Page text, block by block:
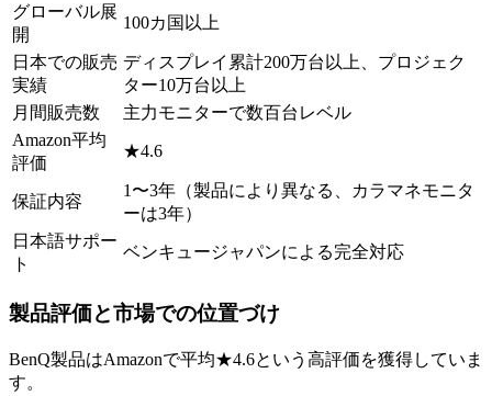
グローバル展
開
100カ国以上
日本での販売
実績
ディスプレイ累計200万台以上、プロジェク
ター10万台以上
月間販売数
主力モニターで数百台レベル
Amazon平均
評価
★4.6
保証内容
1〜3年（製品により異なる、カラマネモニタ
ーは3年）
日本語サポー
ト
ベンキュージャパンによる完全対応
製品評価と市場での位置づけ
BenQ製品はAmazonで平均★4.6という高評価を獲得していま
す。